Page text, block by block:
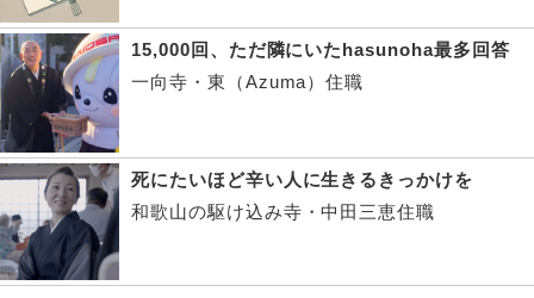
15,000回、ただ隣にいたhasunoha最多回答
一向寺・東（Azuma）住職
死にたいほど辛い人に生きるきっかけを
和歌山の駆け込み寺・中田三恵住職